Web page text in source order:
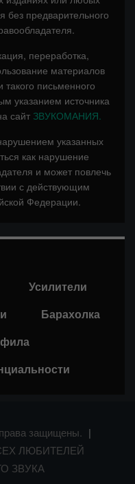
без предварительного
переработка,
материалов
письменного
указанием источника
сайт ЗВУКОМАНИЯ.
указанных
как нарушение
и может повлечь
с действующим
Федерации.
Усилители
Барахолка
защищены. |
ЛЮБИТЕЛЕЙ
ЗВУКА